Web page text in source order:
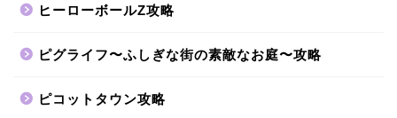
ヒーローボールZ攻略
ピグライフ〜ふしぎな街の素敵なお庭〜攻略
ピコットタウン攻略